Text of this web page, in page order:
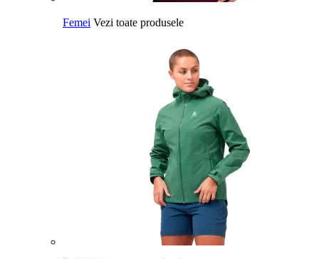
Femei Vezi toate produsele